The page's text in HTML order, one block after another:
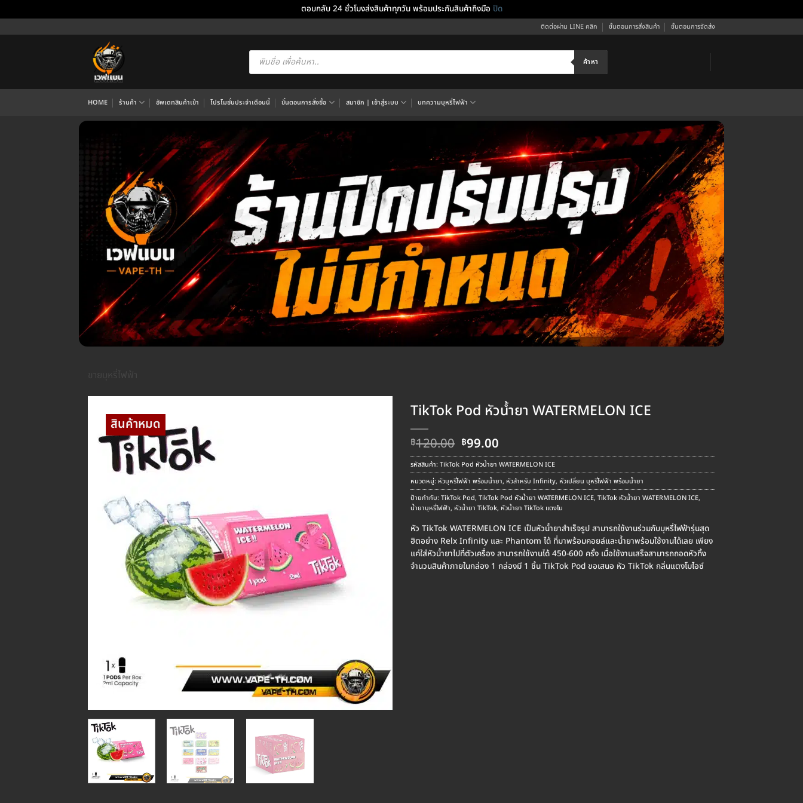
ตอบกลับ 24 ชั่วโมงส่งสินค้าทุกวัน พร้อมประกันสินค้าถึงมือ ปิด
ไป
ติดต่อผ่าน LINE คลิก ขั้นตอนการสั่งสินค้า ขั้นตอนการจัดส่ง
Products
search ค้าหา
HOME ร้านค้า อัพเดทสินค้าเข้า โปรโมชั่นประจำเดือนนี้ ขั้นตอนการสั่งซื้อ สมาชิก | เข้าสู่ระบบ บทความบุหรี่ไฟฟ้า
TikTok Pod หัวน้ำยา WATERMELON ICE
฿120.00 Original
price
was:
฿120.00.
฿99.00
price
is:
฿99.00.
รหัสสินค้า:TikTok Pod หัวน้ำยา WATERMELON ICE
หมวดหมู่: หัวบุหรี่ไฟฟ้า พร้อมน้ำยา, หัวสำหรับ Infinity, หัวเปลี่ยน บุหรี่ไฟฟ้า พร้อมน้ำยา
ป้ายกำกับ:TikTok Pod, TikTok Pod หัวน้ำยา WATERMELON ICE, TikTok หัวน้ำยา WATERMELON ICE,
น้ำยาบุหรี่ไฟฟ้า, หัวน้ำยา TikTok, หัวน้ำยา TikTok แตงโม
หัว TikTok WATERMELON ICE เป็นหัวน้ำยาสำเร็จรูป สามารถใช้งานร่วมกับบุหรี่ไฟฟ้ารุ่นสุด
ฮิตอย่าง Relx Infinity และ Phantom ได้ ที่มาพร้อมคอยล์และน้ำยาพร้อมใช้งานได้เลย เพียง
แค่ใส่หัวน้ำยาไปที่ตัวเครื่อง สามารถใช้งานได้ 450-600 ครั้ง เมื่อใช้งานเสร็จสามารถถอดหัวทิ้ง
จำนวนสินค้าภายในกล่อง 1 กล่องมี 1 ชิ้น TikTok Pod ขอเสนอ หัว TikTok กลิ่นแตงโมไอซ์